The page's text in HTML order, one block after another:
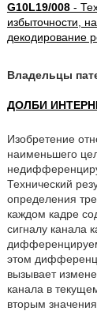
G10L19/008-
избыточности,
декодирование
Владельцы
ДОЛБИ
Изобретение
наименьшего
Технический
определения
каждом кадре
сигналу канала
этом
вызывает
канала в
вторым